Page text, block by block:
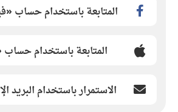
المتابعة باستخدام حساب
المتابعة باستخدام حساب
الاستمرار باستخدام البريد